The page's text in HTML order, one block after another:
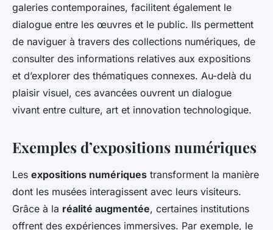
galeries contemporaines, facilitent également le
dialogue entre les œuvres et le public. Ils permettent
de naviguer à travers des collections numériques, de
consulter des informations relatives aux expositions
et d’explorer des thématiques connexes. Au-delà du
plaisir visuel, ces avancées ouvrent un dialogue
vivant entre culture, art et innovation technologique.
Exemples d’expositions numériques
Les expositions numériques transforment la manière
dont les musées interagissent avec leurs visiteurs.
Grâce à la réalité augmentée, certaines institutions
offrent des expériences immersives. Par exemple, le